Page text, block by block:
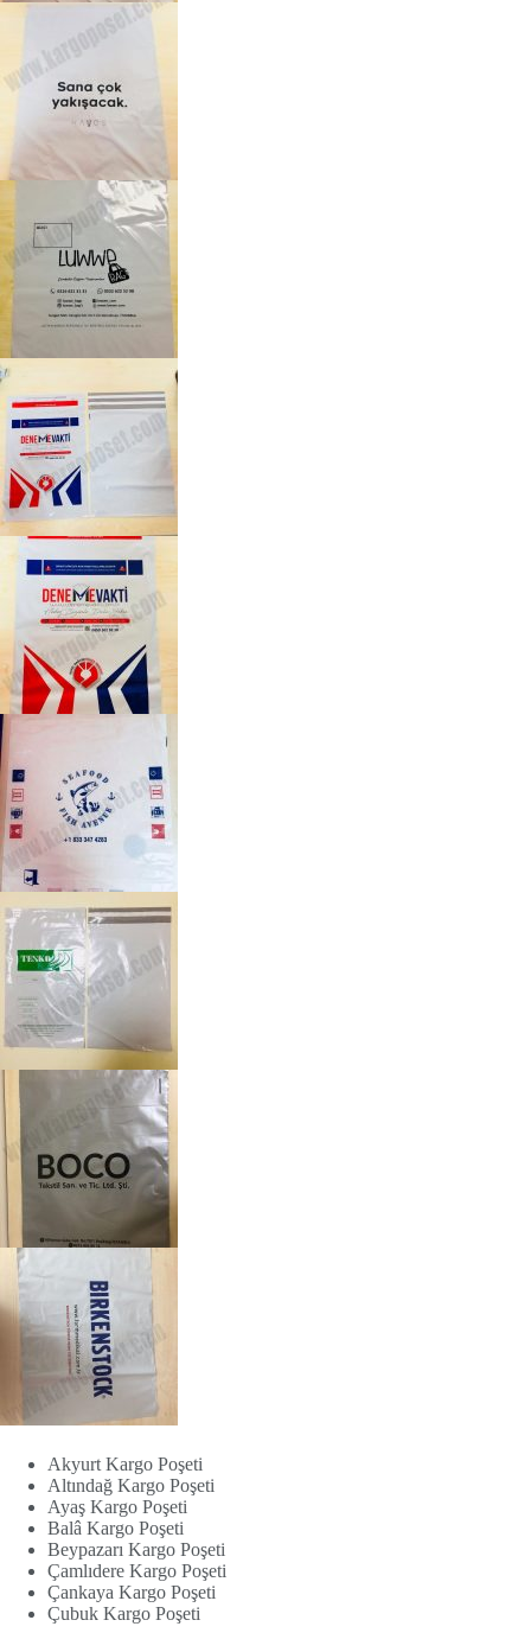
Akyurt Kargo Poşeti
Altındağ Kargo Poşeti
Ayaş Kargo Poşeti
Balâ Kargo Poşeti
Beypazarı Kargo Poşeti
Çamlıdere Kargo Poşeti
Çankaya Kargo Poşeti
Çubuk Kargo Poşeti